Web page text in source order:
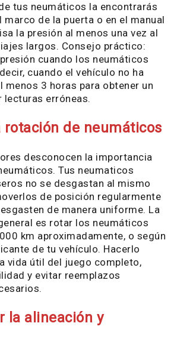
tus neumáticos la encontrarás
marco de la puerta o en el manual
la presión al menos una vez al
largos. Consejo práctico:
cuando los neumáticos
cuando el vehículo no ha
menos 3 horas para obtener un
lecturas erróneas.
rotación de neumáticos
desconocen la importancia
Tus neumaticos
no se desgastan al mismo
de posición regularmente
de manera uniforme. La
es rotar los neumáticos
km aproximadamente, o según
de tu vehículo. Hacerlo
vida útil del juego completo,
y evitar reemplazos
la alineación y